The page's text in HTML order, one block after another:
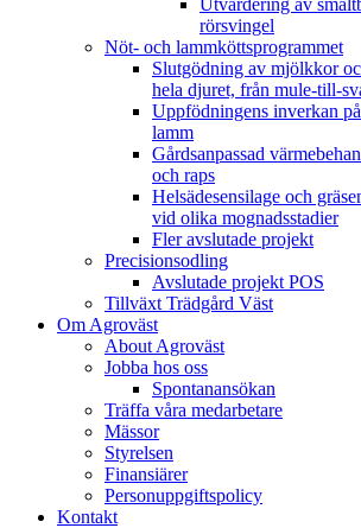
Utvärdering av
rörsvingel
Nöt- och lammköttsprogrammet
Slutgödning av mjölkkor
hela djuret, från mule-till-
Uppfödningens inverkan
lamm
Gårdsanpassad
och raps
Helsädesensilage och
vid olika mognadsstadier
Fler avslutade projekt
Precisionsodling
Avslutade projekt POS
Tillväxt Trädgård Väst
Om Agroväst
About Agroväst
Jobba hos oss
Spontanansökan
Träffa våra medarbetare
Mässor
Styrelsen
Finansiärer
Personuppgiftspolicy
Kontakt